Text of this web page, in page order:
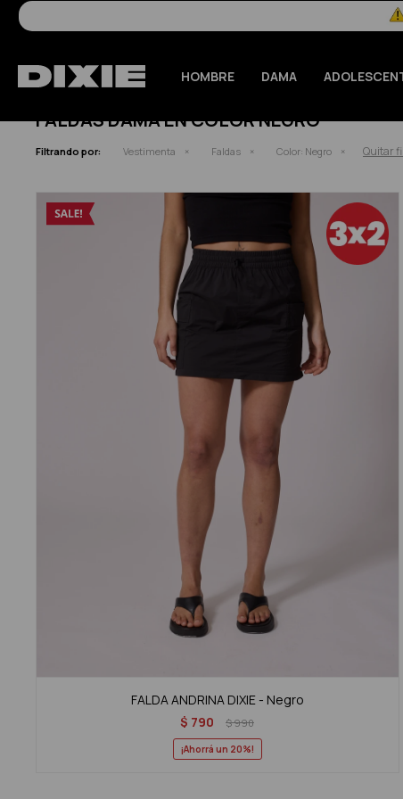
HOMBRE DAMA
FALDAS DAMA EN COLOR NEGRO
Filtrando por: Vestimenta Faldas Color: Negro Quitar
FALDA ANDRINA DIXIE - Negro
$ 790 $990
20